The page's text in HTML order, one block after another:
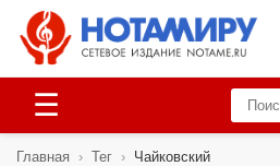
☰
Главная › Тег › Чайковский